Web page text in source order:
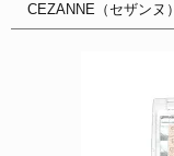
CEZANNE（セザンヌ）